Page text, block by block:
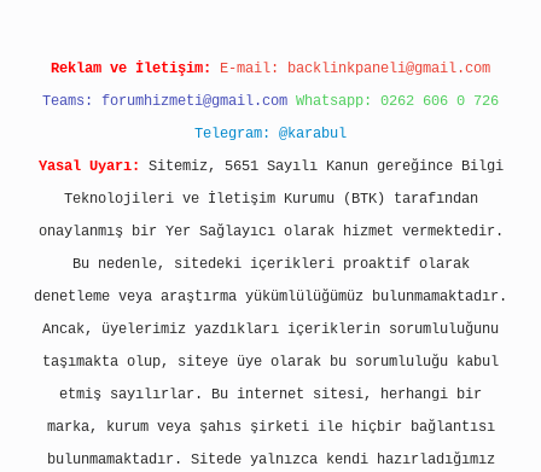
Reklam ve İletişim: E-mail: backlinkpaneli@gmail.com
Teams: forumhizmeti@gmail.com Whatsapp: 0262 606 0 726
Telegram: @karabul
Yasal Uyarı:
Sitemiz, 5651 Sayılı Kanun gereğince Bilgi
Teknolojileri ve İletişim Kurumu (BTK) tarafından
onaylanmış bir Yer Sağlayıcı olarak hizmet vermektedir.
Bu nedenle, sitedeki içerikleri proaktif olarak
denetleme veya araştırma yükümlülüğümüz bulunmamaktadır.
Ancak, üyelerimiz yazdıkları içeriklerin sorumluluğunu
taşımakta olup, siteye üye olarak bu sorumluluğu kabul
etmiş sayılırlar. Bu internet sitesi, herhangi bir
marka, kurum veya şahıs şirketi ile hiçbir bağlantısı
bulunmamaktadır. Sitede yalnızca kendi hazırladığımız